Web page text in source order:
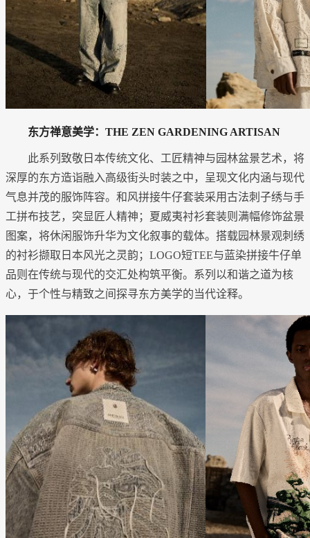
东方禅意美学：THE ZEN GARDENING ARTISAN
此系列致敬日本传统文化、工匠精神与园林盆景艺术，将
深厚的东方造诣融入高级街头时装之中，呈现文化内涵与现代
气息并茂的服饰阵容。和风拼接牛仔套装采用古法刺子绣与手
工拼布技艺，突显匠人精神；夏威夷衬衫套装则满幅修饰盆景
图案，将休闲服饰升华为文化叙事的载体。搭载园林景观刺绣
的衬衫撷取日本风光之灵韵；LOGO短TEE与蓝染拼接牛仔单
品则在传统与现代的交汇处构筑平衡。系列以和谐之道为核
心，于个性与精致之间探寻东方美学的当代诠释。